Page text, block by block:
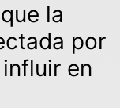
la
por
en